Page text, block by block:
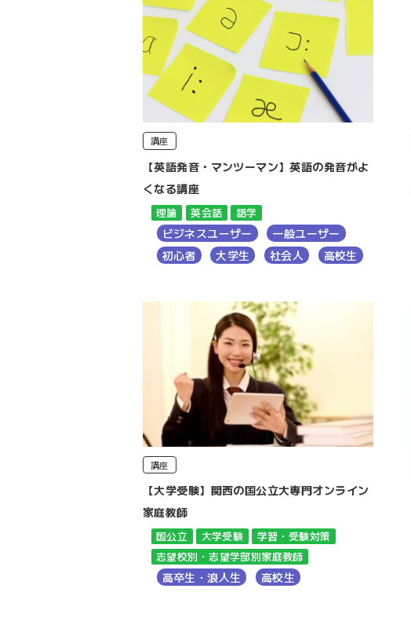
講座
【英語発音・マンツーマン】英語の発音がよ
くなる講座
理論 英会話 語学
ビジネスユーザー
一般ユーザー
初心者
大学生 社会人 高校生
講座
【大学受験】関西の国公立大専門オンライン
家庭教師
国公立 大学受験
学習・受験対策
志望校別・志望学部別家庭教師
高卒生・浪人生 高校生